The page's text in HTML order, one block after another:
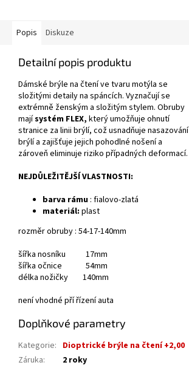
Popis Diskuze
Detailní popis produktu
Dámské brýle na čtení ve tvaru motýla se
složitými detaily na spáncích. Vyznačují se
extrémně ženským a složitým stylem. Obruby
majísystém FLEX, který umožňuje ohnutí
stranice za linii brýlí, což usnadňuje nasazování
brýlí a zajišťuje jejich pohodlné nošení a
zároveň eliminuje riziko případných deformací.
NEJDŮLEŽITĚJŠÍ VLASTNOSTI:
barva rámu : fialovo-zlatá
materiál: plast
rozměr obruby : 54-17-140mm
šířka nosníku 17mm
šířka očnice 54mm
délka nožičky 140mm
není vhodné pří řízení auta
Doplňkové parametry
Kategorie: Dioptrické brýle na čtení +2,00
Záruka:
2 roky